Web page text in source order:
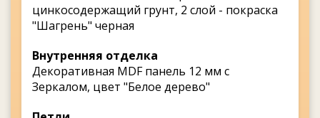
цинкосодержащий грунт, 2 слой - покраска
"Шагрень" черная
Внутренняя отделка
Декоративная MDF панель 12 мм с
Зеркалом, цвет "Белое дерево"